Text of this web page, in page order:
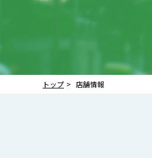
トップ 店舗情報